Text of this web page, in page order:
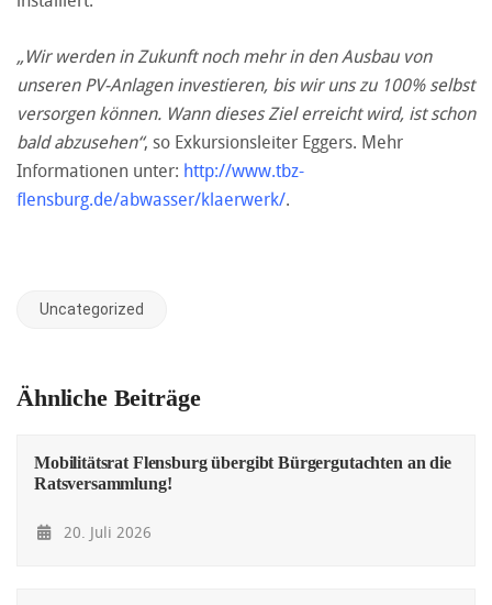
„Wir werden in Zukunft noch mehr in den Ausbau von
unseren PV-Anlagen investieren, bis wir uns zu 100% selbst
versorgen können. Wann dieses Ziel erreicht wird, ist schon
bald abzusehen“, so Exkursionsleiter Eggers. Mehr
Informationen unter: http://www.tbz-
flensburg.de/abwasser/klaerwerk/.
Uncategorized
Ähnliche Beiträge
Mobilitätsrat Flensburg übergibt Bürgergutachten an die
Ratsversammlung!
20. Juli 2026